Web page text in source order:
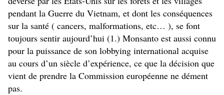
pendant la Guerre du Vietnam, et dont les conséquences
sur la santé ( cancers, malformations, etc… ), se font
toujours sentir aujourd’hui (1.) Monsanto est aussi connu
pour la puissance de son lobbying international acquise
au cours d’un siècle d’expérience, ce que la décision que
vient de prendre la Commission européenne ne dément
pas.